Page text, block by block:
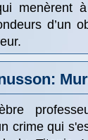
menèrent
d’un
crime qui